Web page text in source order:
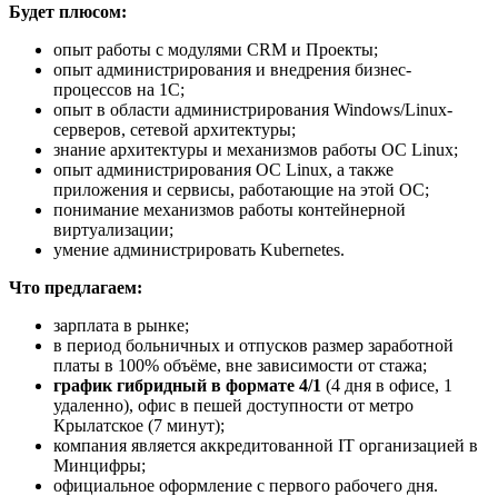
Будет плюсом:
опыт работы с модулями CRM и Проекты;
опыт администрирования и внедрения бизнес-
процессов на 1С;
опыт в области администрирования Windows/Linux-
серверов, сетевой архитектуры;
знание архитектуры и механизмов работы ОС Linux;
опыт администрирования ОС Linux, а также
приложения и сервисы, работающие на этой ОС;
понимание механизмов работы контейнерной
виртуализации;
умение администрировать Kubernetes.
Что предлагаем:
зарплата в рынке;
в период больничных и отпусков размер заработной
платы в 100% объёме, вне зависимости от стажа;
график гибридный в формате 4/1 (4 дня в офисе, 1
удаленно), офис в пешей доступности от метро
Крылатское (7 минут);
компания является аккредитованной IT организацией в
Минцифры;
официальное оформление с первого рабочего дня.